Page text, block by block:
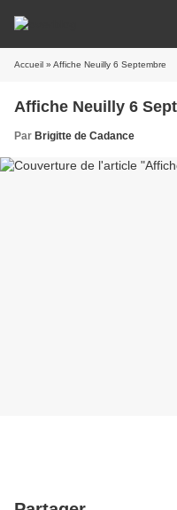
Accueil » Affiche Neuilly 6 Septembre
Affiche Neuilly 6
Par Brigitte de Cadance